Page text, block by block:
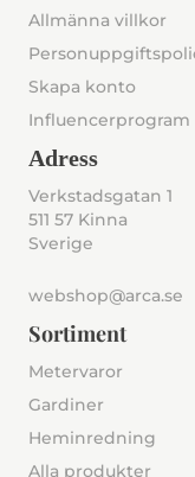
Allmänna villkor
Skapa konto
Influencerprogram
Adress
Verkstadsgatan 1
511 57 Kinna
Sverige
webshop@arca.se
Sortiment
Metervaror
Gardiner
Heminredning
Alla produkter